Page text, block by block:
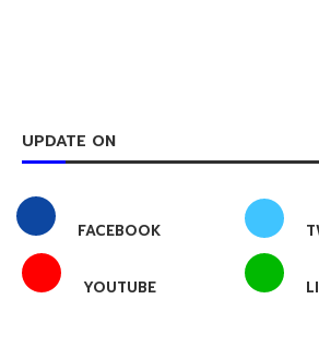
UPDATE ON
FACEBOOK
YOUTUBE